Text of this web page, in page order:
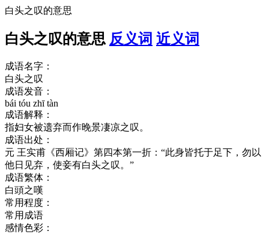
白头之叹的意思
白头之叹的意思 反义词 近义词
成语名字：
白头之叹
成语发音：
bái tóu zhī tàn
成语解释：
指妇女被遗弃而作晚景凄凉之叹。
成语出处：
元 王实甫《西厢记》第四本第一折：“此身皆托于足下，勿以
他日见弃，使妾有白头之叹。”
成语繁体：
白頭之嘆
常用程度：
常用成语
感情色彩：